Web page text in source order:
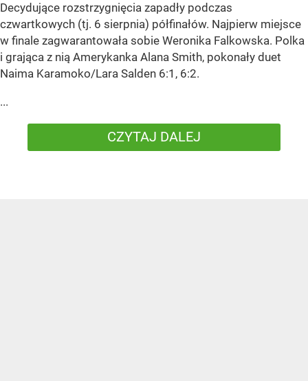
Decydujące rozstrzygnięcia zapadły podczas
czwartkowych (tj. 6 sierpnia) półfinałów. Najpierw miejsce
w finale zagwarantowała sobie Weronika Falkowska. Polka
i grająca z nią Amerykanka Alana Smith, pokonały duet
Naima Karamoko/Lara Salden 6:1, 6:2.
...
CZYTAJ DALEJ